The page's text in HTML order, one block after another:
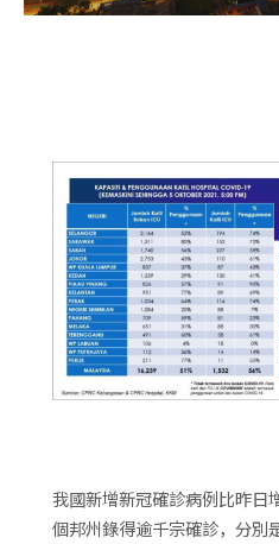
我國新增新冠確診病例比昨日
個邦州錄得逾千宗確診，分別